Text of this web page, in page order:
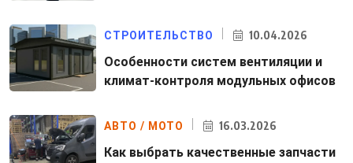
СТРОИТЕЛЬСТВО 10.04.2026
Особенности систем вентиляции и
климат-контроля модульных офисов
АВТО / МОТО 16.03.2026
Как выбрать качественные запчасти